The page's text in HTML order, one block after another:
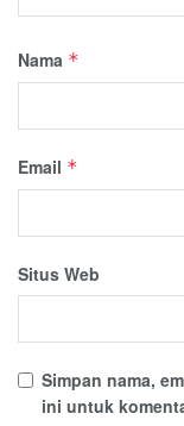
Nama *
Email *
Situs Web
Simpan nama,
ini untuk